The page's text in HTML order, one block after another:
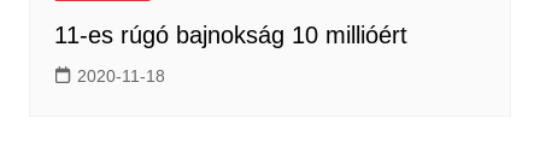
11-es rúgó bajnokság 10 millióért
2020-11-18